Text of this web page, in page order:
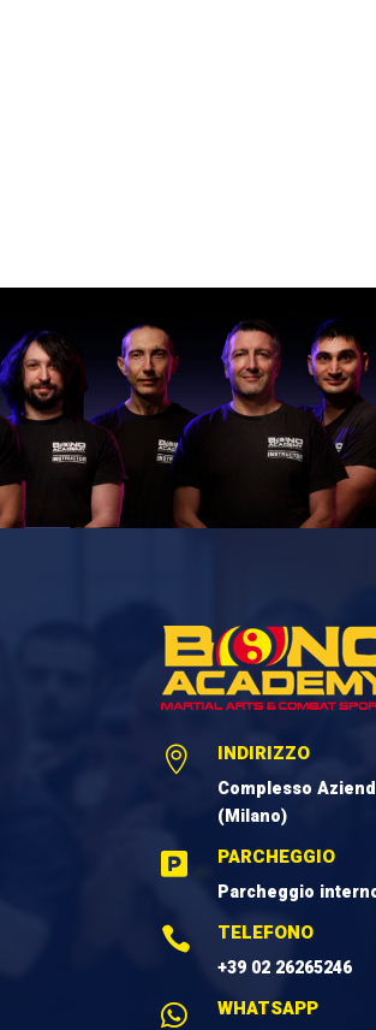
 INDIRIZZO
Complesso
(Milano)
 PARCHEGGIO
Parcheggio
 TELEFONO
+39 02 26265246
 WHATSAPP